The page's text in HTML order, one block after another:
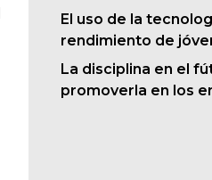
El uso de la
rendimiento de
La disciplina en el
promoverla en los